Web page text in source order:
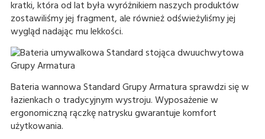
kratki, która od lat była wyróżnikiem naszych produktów
zostawiliśmy jej fragment, ale również odświeżyliśmy jej
wygląd nadając mu lekkości.
Bateria wannowa Standard Grupy Armatura sprawdzi się w
łazienkach o tradycyjnym wystroju. Wyposażenie w
ergonomiczną rączkę natrysku gwarantuje komfort
użytkowania.